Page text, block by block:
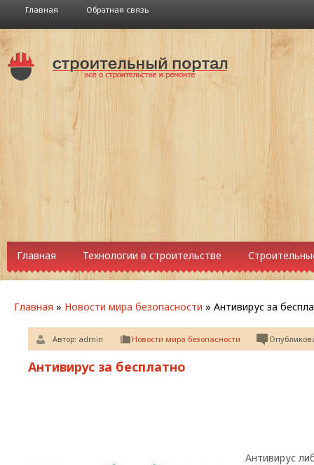
Главная Обратная связь
Главная Технологии в строительстве
Главная » Новости мира безопасности » Антивирус за
Автор: admin Новости мира безопасности
Антивирус за бесплатно
Антивирус